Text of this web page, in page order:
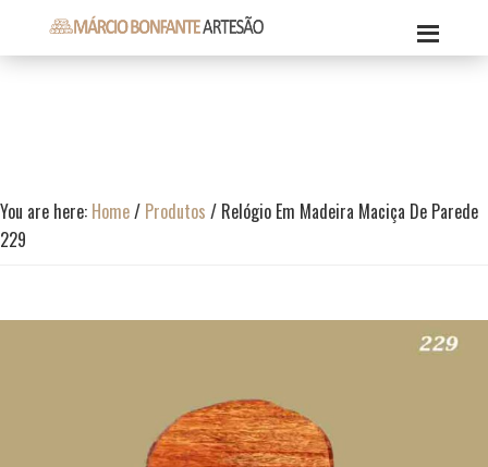
primary
content
footer Márcio
Márcio
You are here: Home/ Produtos / Relógio Em Madeira Maciça De Parede
229